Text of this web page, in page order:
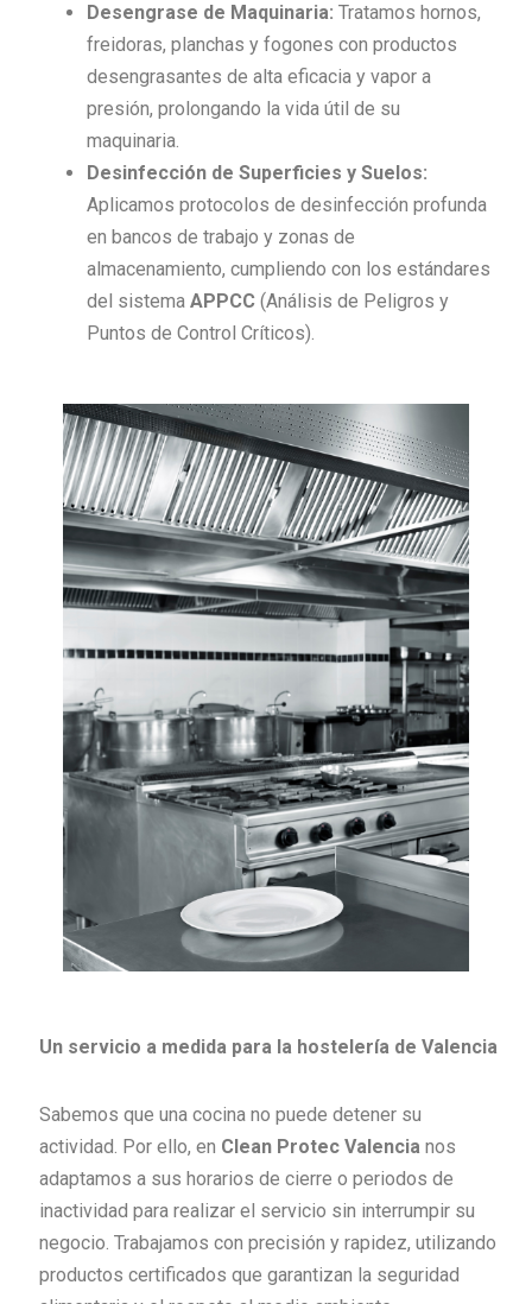
Desengrase de Maquinaria: Tratamos hornos,
freidoras, planchas y fogones con productos
desengrasantes de alta eficacia y vapor a
presión, prolongando la vida útil de su
maquinaria.
Desinfección de Superficies y Suelos:
Aplicamos protocolos de desinfección profunda
en bancos de trabajo y zonas de
almacenamiento, cumpliendo con los estándares
del sistemaAPPCC (Análisis de Peligros y
Puntos de Control Críticos).
Un servicio a medida para la hostelería de Valencia
Sabemos que una cocina no puede detener su
actividad. Por ello, en Clean Protec Valencia nos
adaptamos a sus horarios de cierre o periodos de
inactividad para realizar el servicio sin interrumpir su
negocio. Trabajamos con precisión y rapidez, utilizando
productos certificados que garantizan la seguridad